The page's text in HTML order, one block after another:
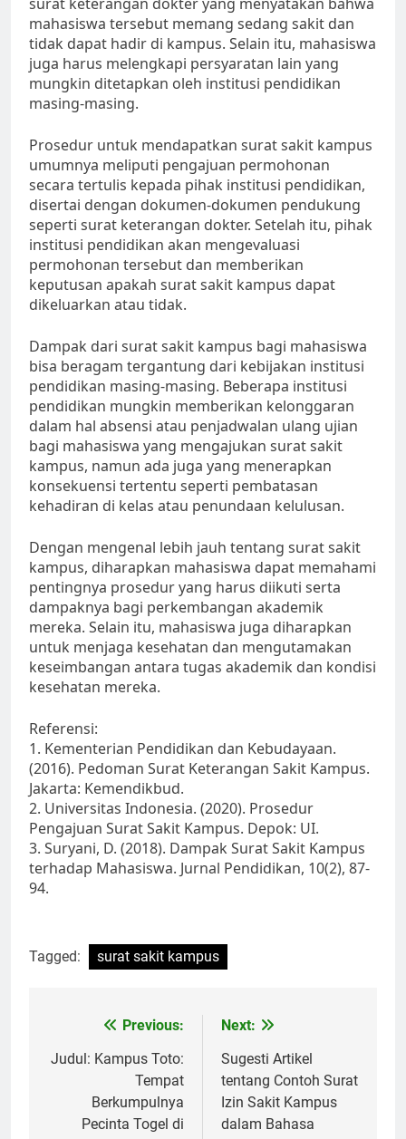
mahasiswa tersebut memang sedang sakit dan
tidak dapat hadir di kampus. Selain itu, mahasiswa
juga harus melengkapi persyaratan lain yang
mungkin ditetapkan oleh institusi pendidikan
masing-masing.
Prosedur untuk mendapatkan surat sakit kampus
umumnya meliputi pengajuan permohonan
secara tertulis kepada pihak institusi pendidikan,
disertai dengan dokumen-dokumen pendukung
seperti surat keterangan dokter. Setelah itu, pihak
institusi pendidikan akan mengevaluasi
permohonan tersebut dan memberikan
keputusan apakah surat sakit kampus dapat
dikeluarkan atau tidak.
Dampak dari surat sakit kampus bagi mahasiswa
bisa beragam tergantung dari kebijakan institusi
pendidikan masing-masing. Beberapa institusi
pendidikan mungkin memberikan kelonggaran
dalam hal absensi atau penjadwalan ulang ujian
bagi mahasiswa yang mengajukan surat sakit
kampus, namun ada juga yang menerapkan
konsekuensi tertentu seperti pembatasan
kehadiran di kelas atau penundaan kelulusan.
Dengan mengenal lebih jauh tentang surat sakit
kampus, diharapkan mahasiswa dapat memahami
pentingnya prosedur yang harus diikuti serta
dampaknya bagi perkembangan akademik
mereka. Selain itu, mahasiswa juga diharapkan
untuk menjaga kesehatan dan mengutamakan
keseimbangan antara tugas akademik dan kondisi
kesehatan mereka.
Referensi:
1. Kementerian Pendidikan dan Kebudayaan.
(2016). Pedoman Surat Keterangan Sakit Kampus.
Jakarta: Kemendikbud.
2. Universitas Indonesia. (2020). Prosedur
Pengajuan Surat Sakit Kampus. Depok: UI.
3. Suryani, D. (2018). Dampak Surat Sakit Kampus
terhadap Mahasiswa. Jurnal Pendidikan, 10(2), 87-
94.
Tagged: surat sakit kampus
navigation
Previous:
Judul: Kampus Toto:
Tempat
Berkumpulnya
Pecinta Togel di
Next:
Sugesti Artikel
tentang Contoh Surat
Izin Sakit Kampus
dalam Bahasa